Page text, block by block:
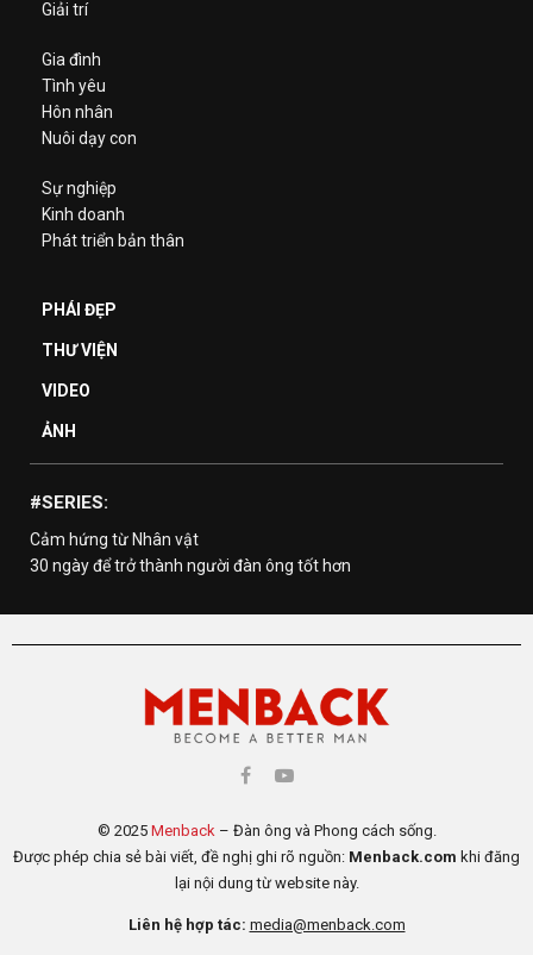
Giải trí
Gia đình
Tình yêu
Hôn nhân
Nuôi dạy con
Sự nghiệp
Kinh doanh
Phát triển bản thân
PHÁI ĐẸP
THƯ VIỆN
VIDEO
ẢNH
#SERIES:
Cảm hứng từ Nhân vật
30 ngày để trở thành người đàn ông tốt hơn
© 2025 Menback– Đàn ông và Phong cách sống.
Được phép chia sẻ bài viết, đề nghị ghi rõ nguồn: Menback.com khi đăng
lại nội dung từ website này.
Liên hệ hợp tác: media@menback.com